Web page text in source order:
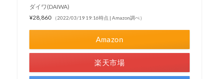
ダイワ(DAIWA)
¥28,860
（2022/03/19 19:16時点 | Amazon調べ）
Amazon
楽天市場